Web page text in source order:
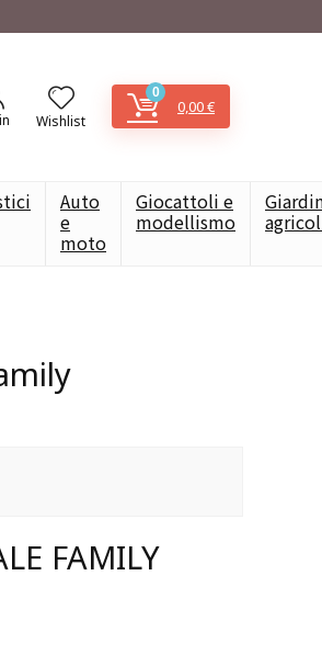
Wishlist
0
0,00€
Auto
e
moto
Giocattoli e
modellismo
FAMILY